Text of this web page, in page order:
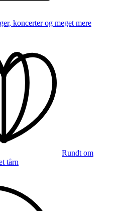
koncerter og meget mere
Rundt om
tårn